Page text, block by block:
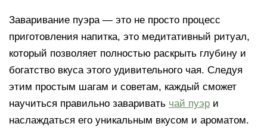
Заваривание пуэра — это не просто процесс
приготовления напитка, это медитативный ритуал,
который позволяет полностью раскрыть глубину и
богатство вкуса этого удивительного чая. Следуя
этим простым шагам и советам, каждый сможет
научиться правильно заваривать чай пуэр и
наслаждаться его уникальным вкусом и ароматом.